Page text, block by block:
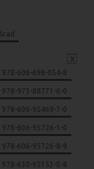
978-606-698-054-8
978-973-88771-6-0
978-606-95469-7-0
978-606-95726-1-0
978-606-95726-8-9
978-630-95153-0-8